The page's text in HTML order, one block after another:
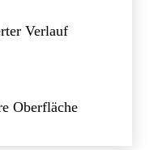
Verlauf
Oberfläche